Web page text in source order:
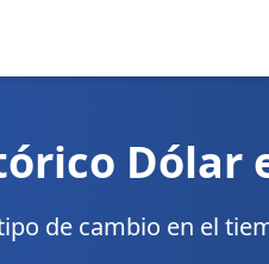
Dólar
de cambio en el